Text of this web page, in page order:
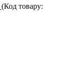
(Код товару: